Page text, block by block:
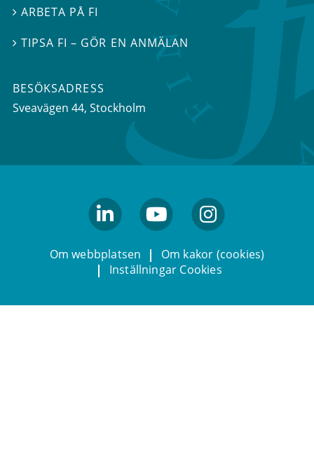
 ARBETA PÅ FI
TIPSA FI – GÖR EN ANMÄLAN
BESÖKSADRESS
Sveavägen 44, Stockholm
Om webbplatsen
Om kakor (cookies)
Inställningar Cookies